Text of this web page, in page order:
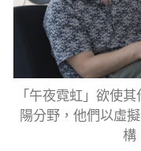
「午夜霓虹」欲使
陽分野，他們以虛
構